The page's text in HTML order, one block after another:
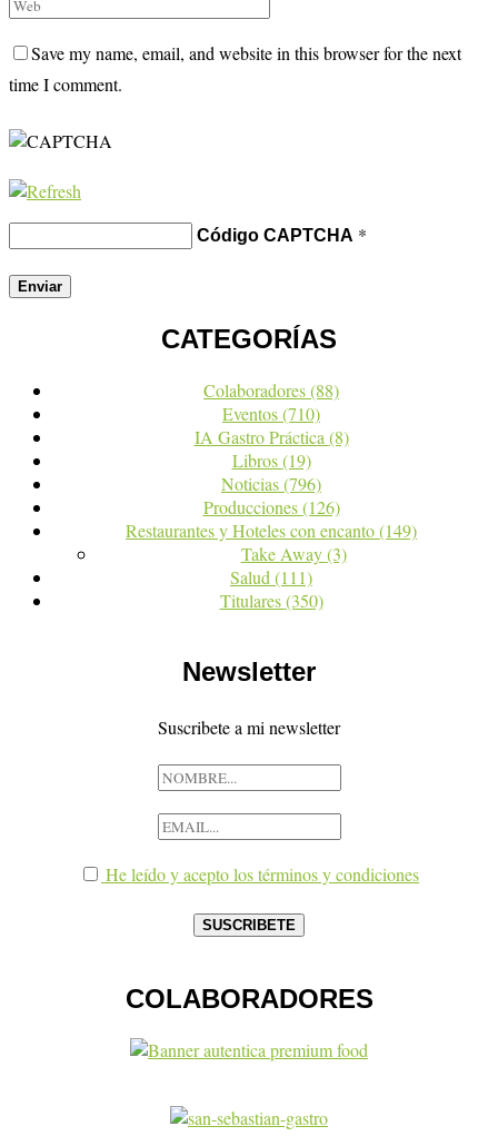
Save my name, email, and website in this browser for the next
time I comment.
Código CAPTCHA *
CATEGORÍAS
Colaboradores(88)
Eventos(710)
IA Gastro Práctica(8)
Libros(19)
Noticias(796)
Producciones(126)
Restaurantes y Hoteles con encanto(149)
Take Away(3)
Salud(111)
Titulares(350)
Newsletter
Suscribete a mi newsletter
He leído y acepto los términos y condiciones
COLABORADORES